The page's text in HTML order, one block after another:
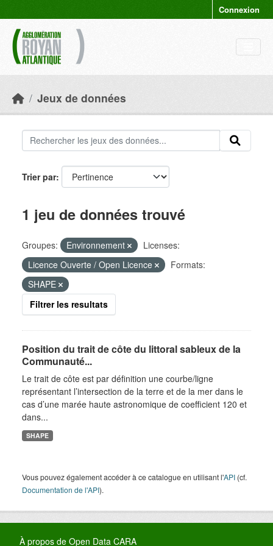
Connexion
Jeux de données
Trier par
1 jeu de données trouvé
Groupes: Environnement
Licenses:
Licence Ouverte / Open Licence
Formats:
SHAPE
Filtrer les resultats
Position du trait de côte du littoral sableux de la
Communauté...
Le trait de côte est par définition une courbe/ligne
représentant l’intersection de la terre et de la mer dans le
cas d’une marée haute astronomique de coefficient 120 et
dans...
SHAPE
Vous pouvez également accéder à ce catalogue en utilisant l'API (cf.
Documentation de l'API).
À propos de Open Data CARA